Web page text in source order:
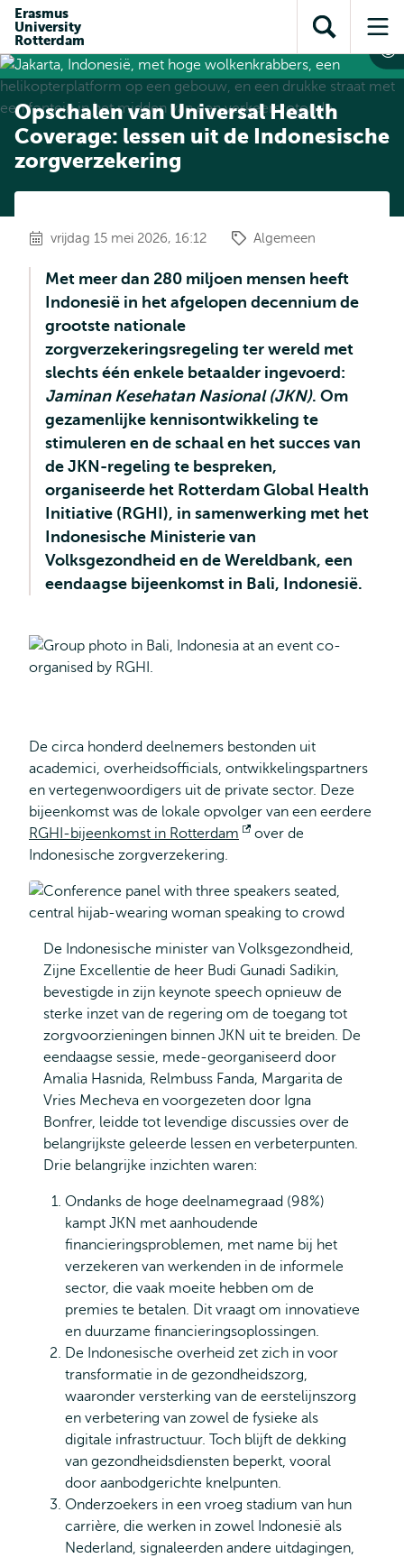
inhoud
gaan
gaan
Direct naar
subnavigatie
Erasmus
University
Rotterdam
Toon
zoekveld
Opschalen van Universal Health
Coverage: lessen uit de Indonesische
zorgverzekering
vrijdag 15 mei 2026, 16:12 Algemeen
Met meer dan 280 miljoen mensen heeft
Indonesië in het afgelopen decennium de
grootste nationale
zorgverzekeringsregeling ter wereld met
slechts één enkele betaalder ingevoerd:
Jaminan Kesehatan Nasional (JKN). Om
gezamenlijke kennisontwikkeling te
stimuleren en de schaal en het succes van
de JKN-regeling te bespreken,
organiseerde het Rotterdam Global Health
Initiative (RGHI), in samenwerking met het
Indonesische Ministerie van
Volksgezondheid en de Wereldbank, een
eendaagse bijeenkomst in Bali, Indonesië.
De circa honderd deelnemers bestonden uit
academici, overheidsofficials, ontwikkelingspartners
en vertegenwoordigers uit de private sector. Deze
bijeenkomst was de lokale opvolger van een eerdere
RGHI-bijeenkomst in Rotterdam
Opent
over de
Indonesische zorgverzekering.
De Indonesische minister van Volksgezondheid,
Zijne Excellentie de heer Budi Gunadi Sadikin,
bevestigde in zijn keynote speech opnieuw de
sterke inzet van de regering om de toegang tot
zorgvoorzieningen binnen JKN uit te breiden. De
eendaagse sessie, mede-georganiseerd door
Amalia Hasnida, Relmbuss Fanda, Margarita de
Vries Mecheva en voorgezeten door Igna
Bonfrer, leidde tot levendige discussies over de
belangrijkste geleerde lessen en verbeterpunten.
Drie belangrijke inzichten waren:
Ondanks de hoge deelnamegraad (98%)
kampt JKN met aanhoudende
financieringsproblemen, met name bij het
verzekeren van werkenden in de informele
sector, die vaak moeite hebben om de
premies te betalen. Dit vraagt om innovatieve
en duurzame financieringsoplossingen.
De Indonesische overheid zet zich in voor
transformatie in de gezondheidszorg,
waaronder versterking van de eerstelijnszorg
en verbetering van zowel de fysieke als
digitale infrastructuur. Toch blijft de dekking
van gezondheidsdiensten beperkt, vooral
door aanbodgerichte knelpunten.
Onderzoekers in een vroeg stadium van hun
carrière, die werken in zowel Indonesië als
Nederland, signaleerden andere uitdagingen,